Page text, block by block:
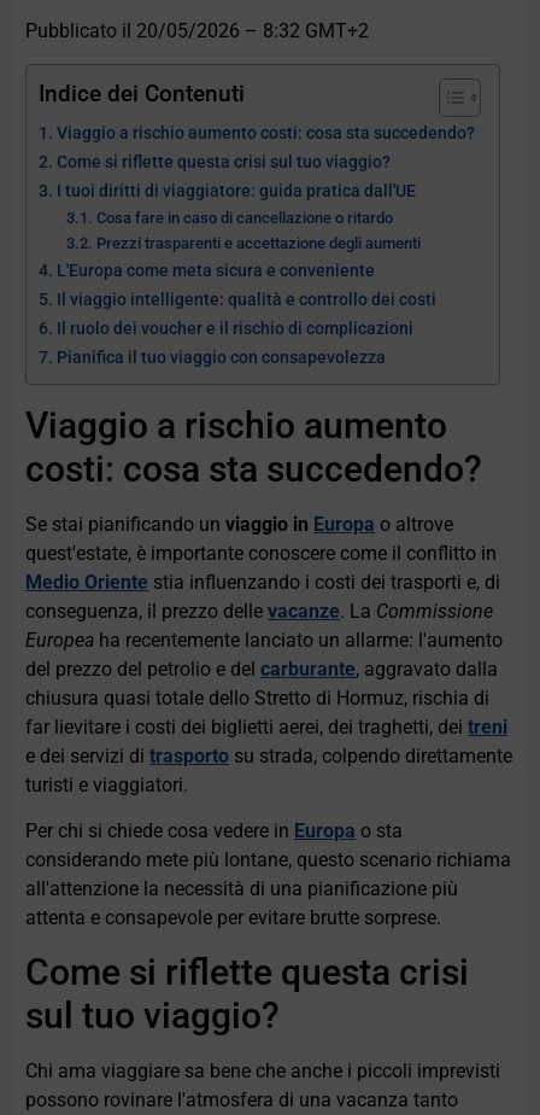
Pubblicato il 20/05/2026 – 8:32 GMT+2
Indice dei Contenuti
Viaggio a rischio aumento costi: cosa sta succedendo?
Come si riflette questa crisi sul tuo viaggio?
I tuoi diritti di viaggiatore: guida pratica dall'UE
Cosa fare in caso di cancellazione o ritardo
Prezzi trasparenti e accettazione degli aumenti
L'Europa come meta sicura e conveniente
Il viaggio intelligente: qualità e controllo dei costi
Il ruolo dei voucher e il rischio di complicazioni
Pianifica il tuo viaggio con consapevolezza
Viaggio a rischio aumento
costi: cosa sta succedendo?
Se stai pianificando unviaggio in Europa o altrove
quest'estate, è importante conoscere come il conflitto in
Medio Oriente stia influenzando i costi dei trasporti e, di
conseguenza, il prezzo dellevacanze. La Commissione
Europea ha recentemente lanciato un allarme: l'aumento
del prezzo del petrolio e delcarburante, aggravato dalla
chiusura quasi totale dello Stretto di Hormuz, rischia di
far lievitare i costi dei biglietti aerei, dei traghetti, deitreni
e dei servizi ditrasporto su strada, colpendo direttamente
turisti e viaggiatori.
Per chi si chiede cosa vedere in Europa o sta
considerando mete più lontane, questo scenario richiama
all'attenzione la necessità di una pianificazione più
attenta e consapevole per evitare brutte sorprese.
Come si riflette questa crisi
sul tuo viaggio?
Chi ama viaggiare sa bene che anche i piccoli imprevisti
possono rovinare l'atmosfera di una vacanza tanto